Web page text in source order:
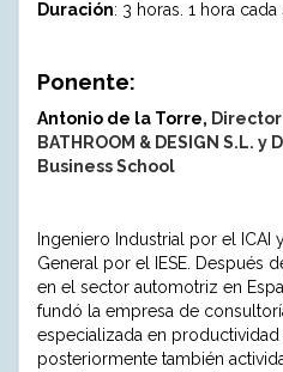
Duración: 3 horas. 1 hora cada
Ponente:
Antonio de la Torre,
BATHROOM & DESIGN S.L. y
Business School
Ingeniero Industrial por el ICAI
General por el IESE. Después
en el sector automotriz en
fundó la empresa de
especializada en
posteriormente también